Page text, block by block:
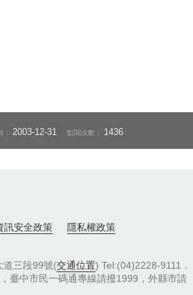
： 2003-12-31 點閱次數： 1436
訊安全政策 隱私權政策
道三段99號(交通位置) Tel:(04)2228-9111．
臺中市民一碼通專線請撥1999，外縣市請